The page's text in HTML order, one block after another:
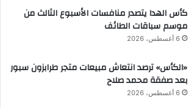
كأس الهدا يتصدر منافسات الأسبوع الثالث من
موسم سباقات الطائف
6 أغسطس، 2026
«الكأس» ترصد انتعاش مبيعات متجر طرابزون سبور
بعد صفقة محمد صلاح
6 أغسطس، 2026